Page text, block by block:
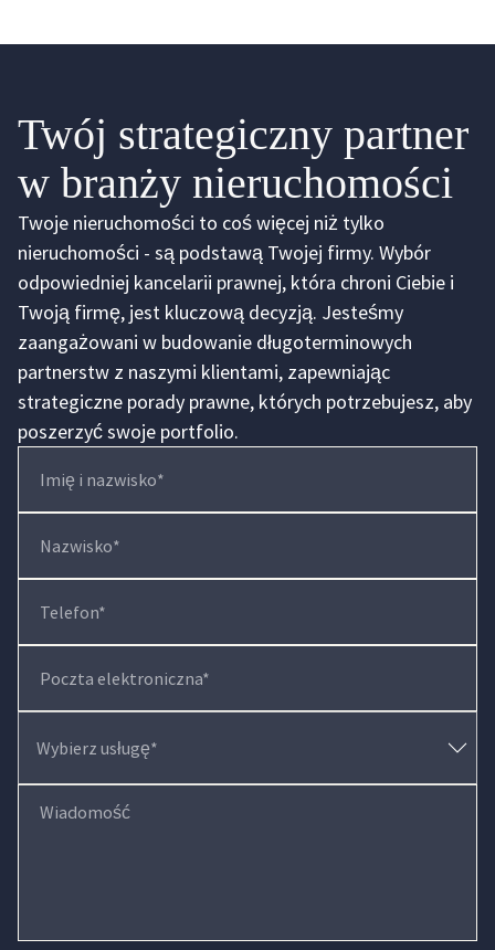
Twój strategiczny partner
w branży nieruchomości
Twoje nieruchomości to coś więcej niż tylko
nieruchomości - są podstawą Twojej firmy. Wybór
odpowiedniej kancelarii prawnej, która chroni Ciebie i
Twoją firmę, jest kluczową decyzją. Jesteśmy
zaangażowani w budowanie długoterminowych
partnerstw z naszymi klientami, zapewniając
strategiczne porady prawne, których potrzebujesz, aby
poszerzyć swoje portfolio.
Imię i nazwisko*
Nazwisko*
Telefon*
Poczta elektroniczna*
Wiadomość